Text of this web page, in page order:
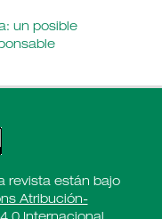
un posible
revista están bajo
Atribución-